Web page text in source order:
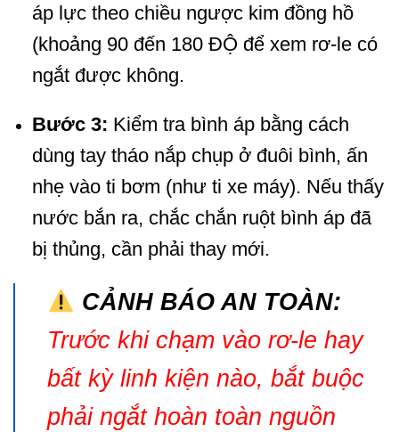
áp lực theo chiều ngược kim đồng hồ
(khoảng 90đến 180ĐỘ để xem rơ-le có
ngắt được không.
Bước 3: Kiểm tra bình áp bằng cách
dùng tay tháo nắp chụp ở đuôi bình, ấn
nhẹ vào ti bơm (như ti xe máy). Nếu thấy
nước bắn ra, chắc chắn ruột bình áp đã
bị thủng, cần phải thay mới.
CẢNH BÁO AN TOÀN:
Trước khi chạm vào rơ-le hay
bất kỳ linh kiện nào, bắt buộc
phải ngắt hoàn toàn nguồn